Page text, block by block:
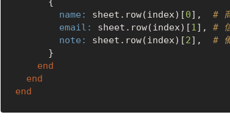
name:
sheet.row(index)[0], #
email:
sheet.row(index)[1], #
note:
sheet.row(index)[2], #
end
end
end